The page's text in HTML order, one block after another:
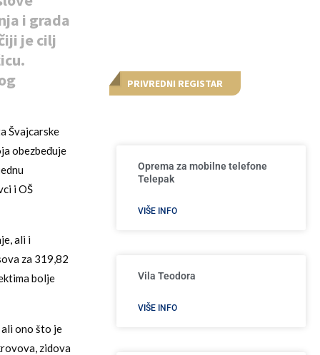
i grada
je cilj
Švajcarske
obezbeđuje
i OŠ
ali i
za 319,82
bolje
ono što je
zidova
PRIVREDNI REGISTAR
Oprema za mobilne telefone
Telepak
VIŠE INFO
Vila Teodora
VIŠE INFO